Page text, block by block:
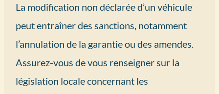
La modification non déclarée d’un véhicule
peut entraîner des sanctions, notamment
l’annulation de la garantie ou des amendes.
Assurez-vous de vous renseigner sur la
législation locale concernant les